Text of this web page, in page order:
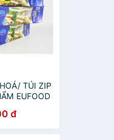
TÚI ZIP
EUFOOD
đ